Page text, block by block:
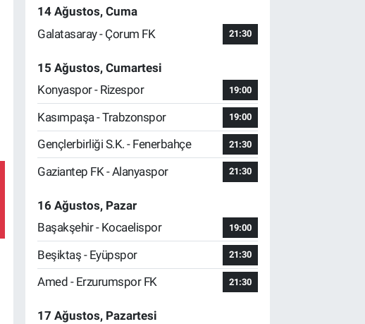
14 Ağustos, Cuma
Galatasaray - Çorum FK
21:30
15 Ağustos, Cumartesi
Konyaspor - Rizespor
19:00
Kasımpaşa - Trabzonspor 19:00
Gençlerbirliği S.K. - Fenerbahçe 21:30
Gaziantep FK - Alanyaspor 21:30
16 Ağustos, Pazar
Başakşehir - Kocaelispor
19:00
Beşiktaş - Eyüpspor 21:30
Amed - Erzurumspor FK 21:30
17 Ağustos, Pazartesi